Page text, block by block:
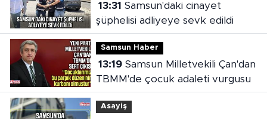
13:31
şüphelisi adliyeye sevk edildi
Samsun Haber
13:19Samsun Milletvekili Çan'dan
TBMM'de çocuk adaleti vurgusu
Asayiş